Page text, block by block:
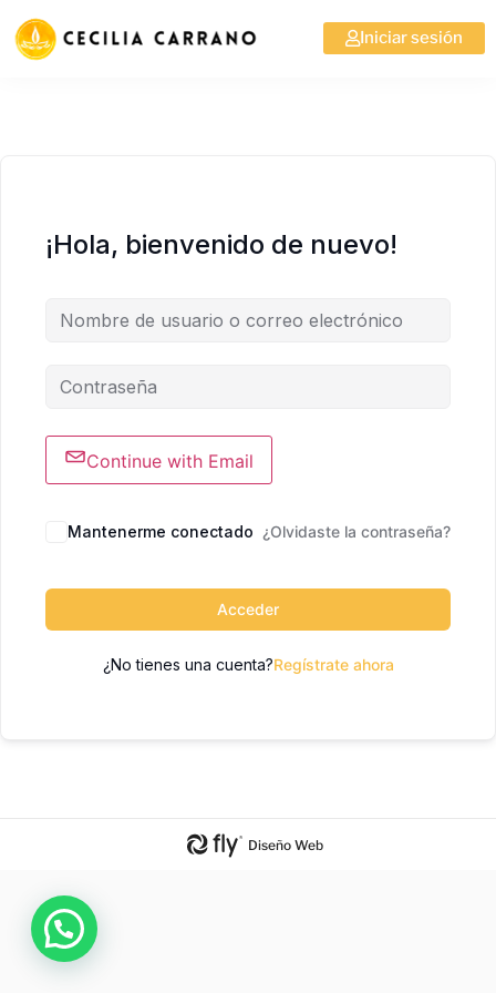
Iniciar sesión
¡Hola, bienvenido de nuevo!
Continue with Email
Mantenerme conectado ¿Olvidaste la contraseña?
Acceder
¿No tienes una cuenta?Regístrate ahora
Diseño Web